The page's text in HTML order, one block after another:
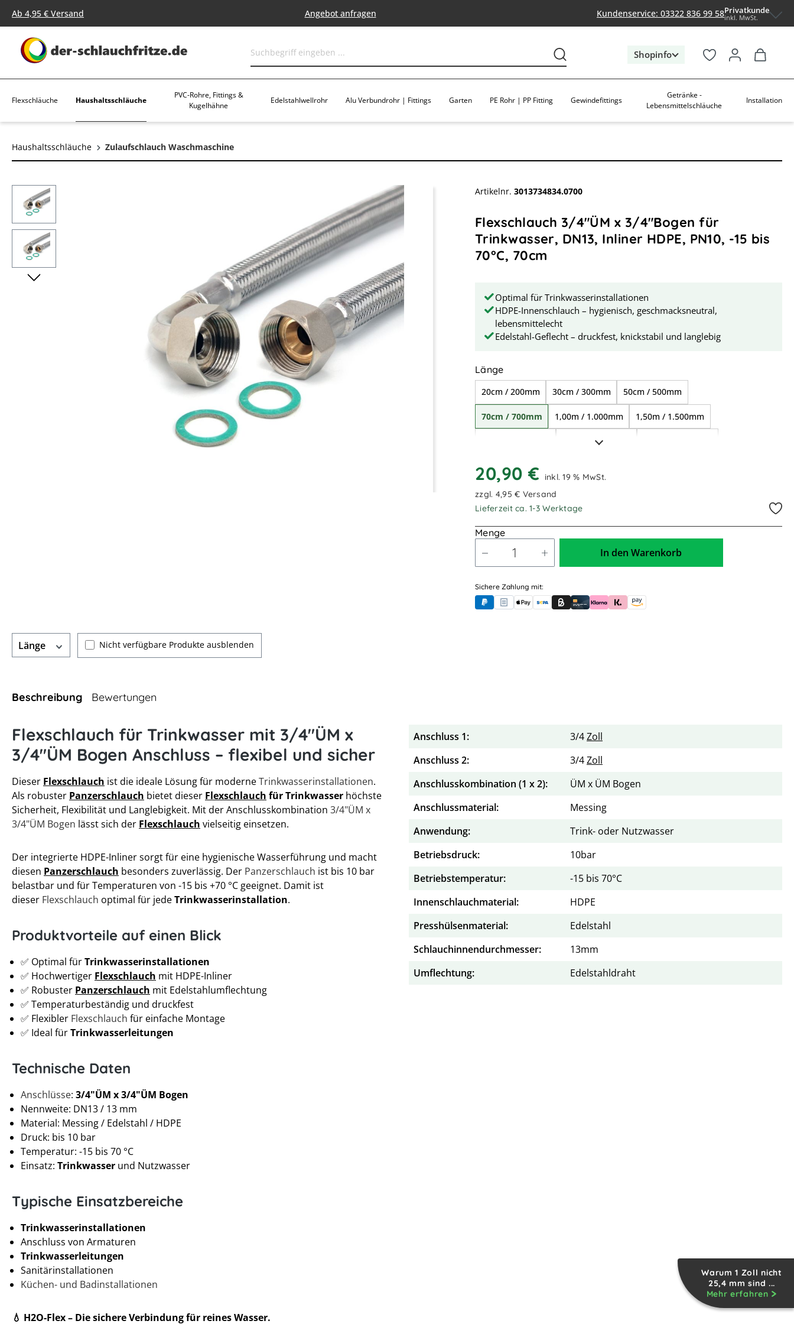
Zur Hauptnavigation springen
Ab 4,95 € Versand Angebot anfragen Kundenservice: 03322 836 99 58Privatkunde
inkl. MwSt.
Shopinfo
Flexschläuche Haushaltsschläuche
PVC-Rohre, Fittings &
Kugelhähne
Edelstahlwellrohr Alu Verbundrohr | Fittings Garten PE Rohr | PP Fitting Gewindefittings
Getränke -
Lebensmittelschläuche
Installation
Warum 1 Zoll nicht
25,4 mm sind ...
Mehr erfahren
Haushaltsschläuche Zulaufschlauch Waschmaschine
Bildergalerie überspringen Artikelnr. 3013734834.0700
Flexschlauch 3/4"ÜM x 3/4"Bogen für
Trinkwasser, DN13, Inliner HDPE, PN10, -15 bis
70°C, 70cm
Optimal für Trinkwasserinstallationen
HDPE-Innenschlauch – hygienisch, geschmacksneutral,
lebensmittelecht
Edelstahl-Geflecht – druckfest, knickstabil und langlebig
Längeauswählen
20cm / 200mm 30cm / 300mm 50cm / 500mm
70cm / 700mm 1,00m / 1.000mm 1,50m / 1.500mm
2,50m / 2.500mm
4,00m / 4.000mm
7,00m / 7.000mm
20,90 €
inkl. 19 % MwSt.
zzgl. 4,95 € Versand
Lieferzeit ca. 1-3 Werktage
Menge
In den Warenkorb
Sichere Zahlung mit:
PayPalRechnungskauf (für Behörden)
Apple PayBanküberweisung (vorab)
Rechnungskauf (Billie)
Kreditkarte
Rechnung oder Ratenkauf (Klarna)
Sofortüberweisung (Klarna)
Amazon Pay
Länge Nicht verfügbare Produkte ausblenden
Beschreibung Bewertungen
Flexschlauch für Trinkwasser mit 3/4"ÜM x
3/4"ÜM Bogen Anschluss – flexibel und sicher
Dieser Flexschlauch ist die ideale Lösung für moderneTrinkwasserinstallationen.
Als robuster Panzerschlauch bietet dieser Flexschlauch für Trinkwasser höchste
Sicherheit, Flexibilität und Langlebigkeit. Mit der Anschlusskombination 3/4"ÜM x
3/4"ÜM Bogen lässt sich der Flexschlauch vielseitig einsetzen.
Der integrierte HDPE-Inliner sorgt für eine hygienische Wasserführung und macht
diesen Panzerschlauch besonders zuverlässig. Der Panzerschlauch ist bis 10 bar
belastbar und für Temperaturen von -15 bis +70 °C geeignet. Damit ist
dieser Flexschlauch optimal für jedeTrinkwasserinstallation.
Produktvorteile auf einen Blick
✅ Optimal fürTrinkwasserinstallationen
✅ Hochwertiger Flexschlauch mit HDPE-Inliner
✅ Robuster Panzerschlauch mit Edelstahlumflechtung
✅ Temperaturbeständig und druckfest
✅ Flexibler Flexschlauch für einfache Montage
✅ Ideal fürTrinkwasserleitungen
Technische Daten
Anschlüsse: 3/4"ÜM x 3/4"ÜM Bogen
Nennweite: DN13 / 13 mm
Material: Messing / Edelstahl / HDPE
Druck: bis 10 bar
Temperatur: -15 bis 70 °C
Einsatz: Trinkwasser und Nutzwasser
Typische Einsatzbereiche
Trinkwasserinstallationen
Anschluss von Armaturen
Trinkwasserleitungen
Sanitärinstallationen
Küchen- und Badinstallationen
💧 H2O-Flex – Die sichere Verbindung für reines Wasser.
Anschluss 1: 3/4Zoll
Anschluss 2:
3/4Zoll
Anschlusskombination (1 x 2):
ÜM x ÜM Bogen
Anschlussmaterial:
Messing
Anwendung:
Trink- oder Nutzwasser
Betriebsdruck:
10bar
Betriebstemperatur:
-15 bis 70°C
Innenschlauchmaterial:
HDPE
Presshülsenmaterial:
Edelstahl
Schlauchinnendurchmesser:
13mm
Umflechtung:
Edelstahldraht